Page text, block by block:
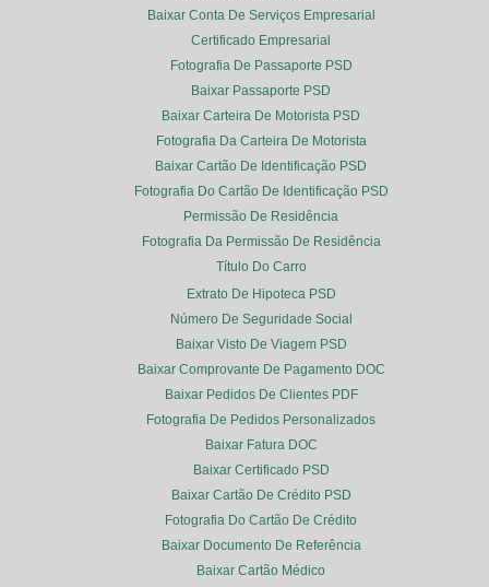
Baixar Conta De Serviços Empresarial
Certificado Empresarial
Fotografia De Passaporte PSD
Baixar Passaporte PSD
Baixar Carteira De Motorista PSD
Fotografia Da Carteira De Motorista
Baixar Cartão De Identificação PSD
Fotografia Do Cartão De Identificação PSD
Permissão De Residência
Fotografia Da Permissão De Residência
Título Do Carro
Extrato De Hipoteca PSD
Número De Seguridade Social
Baixar Visto De Viagem PSD
Baixar Comprovante De Pagamento DOC
Baixar Pedidos De Clientes PDF
Fotografia De Pedidos Personalizados
Baixar Fatura DOC
Baixar Certificado PSD
Baixar Cartão De Crédito PSD
Fotografia Do Cartão De Crédito
Baixar Documento De Referência
Baixar Cartão Médico